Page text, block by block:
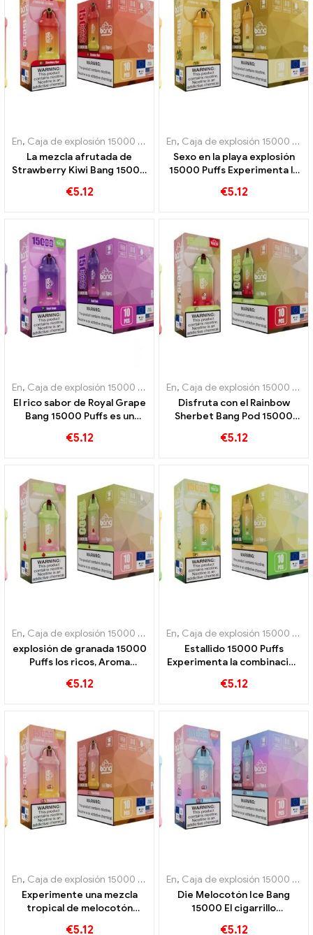
En, Caja de explosión 15000 Soplo
Cigarrillos electrónicos
La mezcla afrutada de
Strawberry Kiwi Bang 15000
verano.
€5.12
En, Caja de explosión 15000 Soplo
Sexo en la playa explosión
15000 Puffs Experimenta la
frutas exóticas
€5.12
En, Caja de explosión 15000 Soplo
Cigarrillos electrónicos
El rico sabor de Royal Grape
Bang 15000 Puffs es un
fruta real
€5.12
En, Caja de explosión 15000 Soplo
Disfruta con el Rainbow
Sherbet Bang Pod 15000
variedad de aromas
€5.12
En, Caja de explosión 15000 Soplo
Cigarrillos electrónicos
explosión de granada 15000
Puffs los ricos, Aroma
que disfruten los
€5.12
En, Caja de explosión 15000 Soplo
Estallido 15000 Puffs
Experimenta la combinación
coco cremoso.
€5.12
En, Caja de explosión 15000 Soplo
Cigarrillos electrónicos
Experimente una mezcla
tropical de melocotón
€5.12
En, Caja de explosión 15000 Soplo
Die Melocotón Ice Bang
15000 El cigarrillo
€5.12